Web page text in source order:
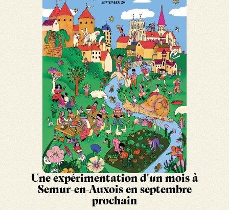
Pop-up Revillage
xKOS
Une expérimentation d'un mois à
Semur-en-Auxois en septembre
prochain